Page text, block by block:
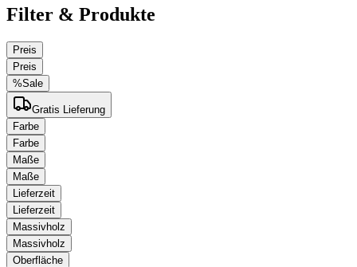
Filter & Produkte
Preis
Preis
%Sale
Gratis Lieferung
Farbe
Farbe
Maße
Maße
Lieferzeit
Lieferzeit
Massivholz
Massivholz
Oberfläche